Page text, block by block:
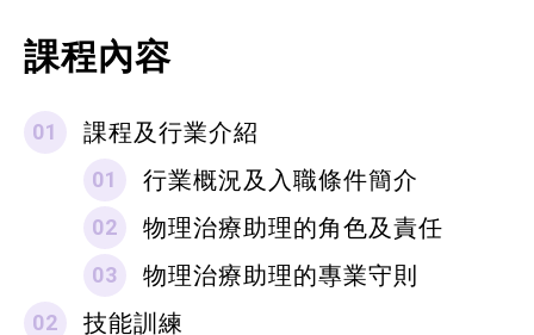
課程內容
課程及行業介紹
行業概況及入職條件簡介
物理治療助理的角色及責任
物理治療助理的專業守則
技能訓練